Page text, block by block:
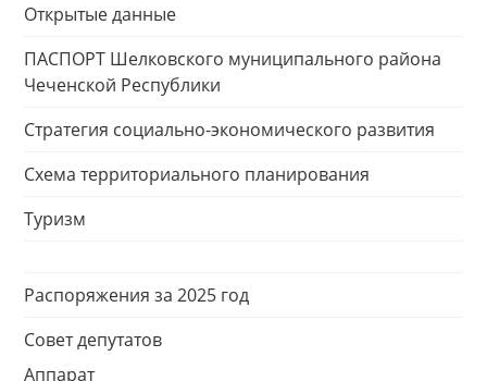
Открытые данные
ПАСПОРТ Шелковского муниципального района
Чеченской Республики
Стратегия социально-экономического развития
Схема территориального планирования
Туризм
Распоряжения за 2025 год
Совет депутатов
Аппарат